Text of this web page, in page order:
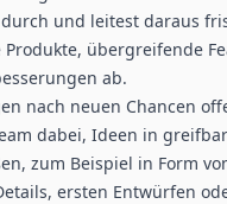
und leitest daraus
übergreifende
ab.
nach neuen Chancen
dabei, Ideen in
zum Beispiel in Form
ersten Entwürfen